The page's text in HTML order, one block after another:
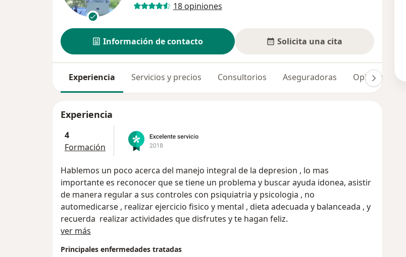
18 opiniones
Información de contacto Solicita una cita
Experiencia Servicios y precios Consultorios Aseguradoras Opiniones (18)
Experiencia
4
Formación
Hablemos un poco acerca del manejo integral de la depresion , lo mas
importante es reconocer que se tiene un problema y buscar ayuda idonea, asistir
de manera regular a sus controles con psiquiatria y psicologia , no
automedicarse , realizar ejercicio fisico y mental , dieta adecuada y balanceada , y
recuerda realizar actividades que disfrutes y te hagan feliz.
ver más
Principales enfermedades tratadas